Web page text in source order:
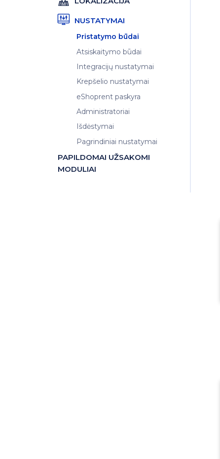
NUSTATYMAI
Pristatymo būdai
Atsiskaitymo būdai
Integracijų nustatymai
Krepšelio nustatymai
eShoprent paskyra
Administratoriai
Išdėstymai
Pagrindiniai nustatymai
PAPILDOMAI UŽSAKOMI
MODULIAI